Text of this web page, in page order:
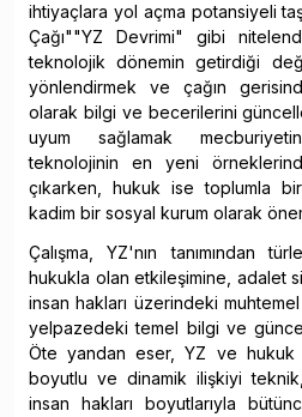
ihtiyaçlara yol açma potansiyeli
Çağı""YZ Devrimi" gibi
teknolojik dönemin getirdiği
yönlendirmek ve çağın
olarak bilgi ve becerilerini
uyum sağlamak
teknolojinin en yeni
çıkarken, hukuk ise toplumla
kadim bir sosyal kurum olarak
Çalışma, YZ'nın tanımından
hukukla olan etkileşimine, adalet
insan hakları üzerindeki
yelpazedeki temel bilgi ve güncel
Öte yandan eser, YZ ve hukuk
boyutlu ve dinamik ilişkiyi
insan hakları boyutlarıyla